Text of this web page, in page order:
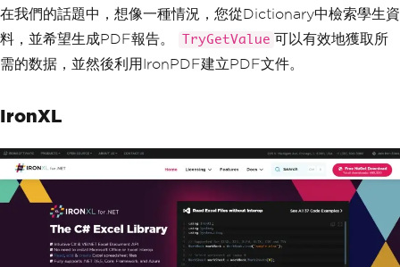
h to your HTML file
var pdfFromHtmlFile
rendere
r.RenderHtmlFileAsPdf(htmlFilePath );
        pdfFromHtmlFile
.SaveAs("HTMLFi
leToPDF.pdf"
var pdfFromUrl = renderer.Rend
erUrlAsPdf(url);
SaveAs (
"URLToPDF.pd
f");
}
}
在我們的話題中，想像一種情況，您從Dictionary中檢索學生資
料，並希望生成PDF報告。
TryGetValue 可以有效地獲取所
需的数据，並然後利用IronPDF建立PDF文件。
IronXL